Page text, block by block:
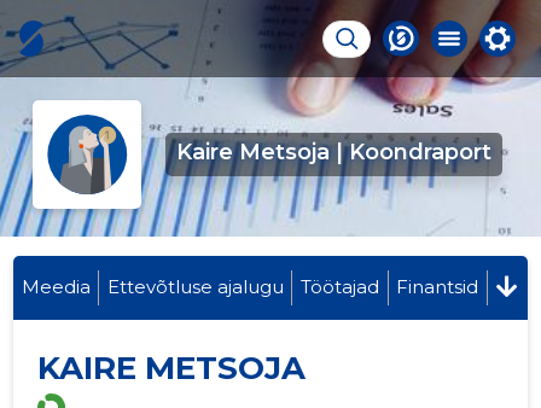
Kaire Metsoja | Koondraport
Meedia Ettevõtluse ajalugu Töötajad Finantsid
KAIRE METSOJA